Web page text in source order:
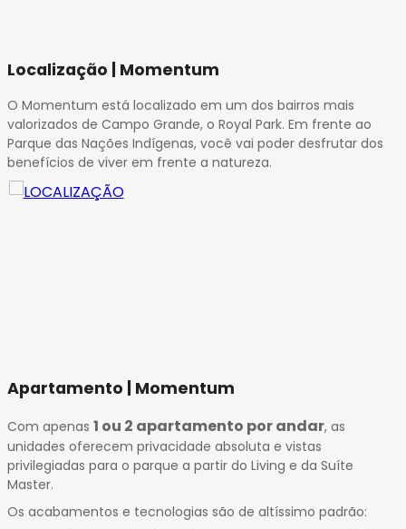
33
34
35
36
37
38
Localização | Momentum
O Momentum está localizado em um dos bairros mais
valorizados de Campo Grande, o Royal Park. Em frente ao
Parque das Nações Indígenas, você vai poder desfrutar dos
benefícios de viver em frente a natureza.
Apartamento | Momentum
Com apenas 1 ou 2 apartamento por andar, as
unidades oferecem privacidade absoluta e vistas
privilegiadas para o parque a partir do Living e da Suíte
Master.
Os acabamentos e tecnologias são de altíssimo padrão: